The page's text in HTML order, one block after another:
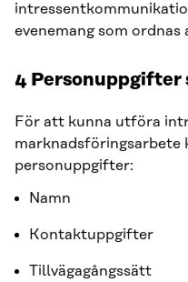
evenemang som ordnas
4 Personuppgifter
För att kunna utföra
marknadsföringsarbete
personuppgifter:
Namn
Kontaktuppgifter
Tillvägagångssätt